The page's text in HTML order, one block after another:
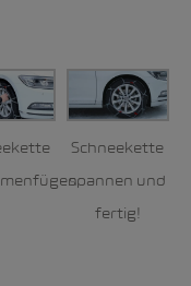
Schneekette
spannen und
fertig!